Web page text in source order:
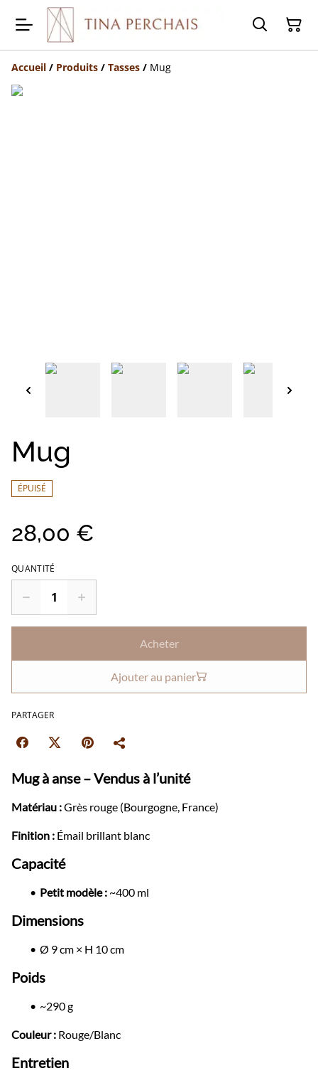
Accueil / Produits / Tasses / Mug
Mug
ÉPUISÉ
28,00 €
QUANTITÉ
Acheter
Ajouter au panier
PARTAGER
Mug à anse – Vendus à l’unité
Matériau :Grès rouge (Bourgogne, France)
Finition : Émail brillant blanc
Capacité
Petit modèle : ~400 ml
Dimensions
Ø 9 cm × H 10 cm
Poids
~290 g
Couleur : Rouge/Blanc
Entretien